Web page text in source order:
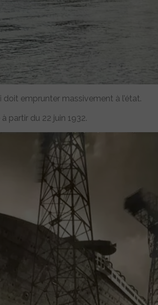
doit emprunter massivement à l’état.
partir du 22 juin 1932.